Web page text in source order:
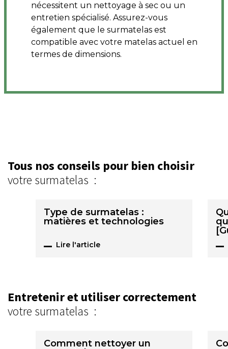
nécessitent un nettoyage à sec ou un
entretien spécialisé. Assurez-vous
également que le surmatelas est
compatible avec votre matelas actuel en
termes de dimensions.
Tous nos conseils pour bien choisir
votre surmatelas :
Type de surmatelas :
matières et technologies
Lire l'article
Entretenir et utiliser correctement
votre surmatelas :
Comment nettoyer un